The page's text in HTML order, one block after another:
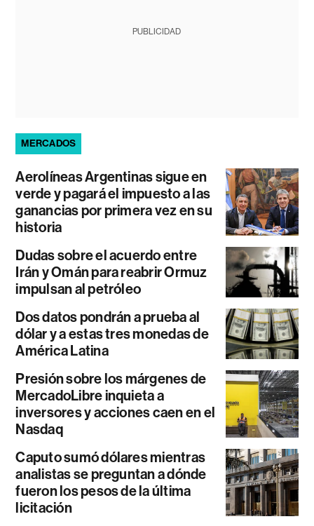
PUBLICIDAD
MERCADOS
Aerolíneas Argentinas sigue en
verde y pagará el impuesto a las
ganancias por primera vez en su
historia
Dudas sobre el acuerdo entre
Irán y Omán para reabrir Ormuz
impulsan al petróleo
Dos datos pondrán a prueba al
dólar y a estas tres monedas de
América Latina
Presión sobre los márgenes de
MercadoLibre inquieta a
inversores y acciones caen en el
Nasdaq
Caputo sumó dólares mientras
analistas se preguntan a dónde
fueron los pesos de la última
licitación